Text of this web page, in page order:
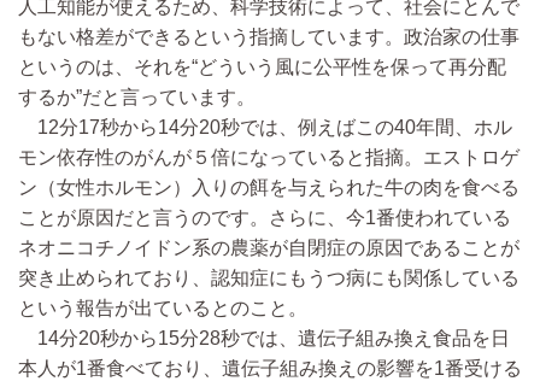
人工知能が使えるため、科学技術によって、社会にとんで
もない格差ができるという指摘しています。政治家の仕事
というのは、それを“どういう風に公平性を保って再分配
するか”だと言っています。
12分17秒から14分20秒では、例えばこの40年間、ホル
モン依存性のがんが５倍になっていると指摘。エストロゲ
ン（女性ホルモン）入りの餌を与えられた牛の肉を食べる
ことが原因だと言うのです。さらに、今1番使われている
ネオニコチノイドン系の農薬が自閉症の原因であることが
突き止められており、認知症にもうつ病にも関係している
という報告が出ているとのこと。
14分20秒から15分28秒では、遺伝子組み換え食品を日
本人が1番食べており、遺伝子組み換えの影響を1番受ける